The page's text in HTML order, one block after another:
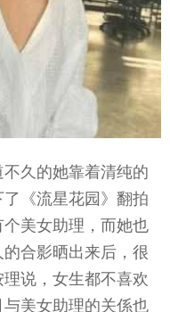
久的她靠着清纯的
《流星花园》翻拍
美女助理，而她也
合影晒出来后，很
说，女生都不喜欢
美女助理的关係也